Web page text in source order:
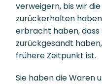
verweigern, bis wir
zurückerhalten
erbracht haben, dass
zurückgesandt
frühere Zeitpunkt ist.
Sie haben die Waren